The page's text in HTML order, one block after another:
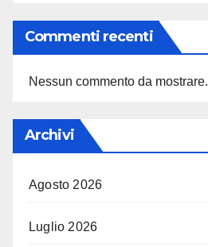
Commenti recenti
Nessun commento da mostrare.
Archivi
Agosto 2026
Luglio 2026